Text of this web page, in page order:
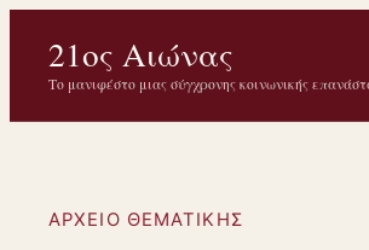
περιεχόμενο
21ος Αιώνας
Το μανιφέστο μιας σύγχρονης κοινωνικής
ΑΡΧΕΊΟ ΘΕΜΑΤΙΚΉΣ